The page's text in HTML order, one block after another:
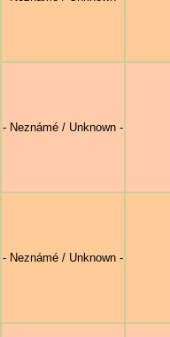
- Neznámé / Unknown -
- Neznámé / Unknown -